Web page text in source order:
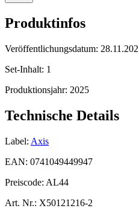
Produktinfos
Veröffentlichungsdatum:
Set-Inhalt: 1
Produktionsjahr: 2025
Technische Details
Label: Axis
EAN: 0741049449947
Preiscode: AL44
Art. Nr.: X50121216-2